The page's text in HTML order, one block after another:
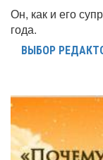
Он, как и его
года.
ВЫБОР